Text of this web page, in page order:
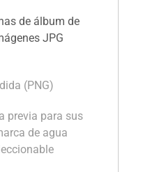
de álbum de
JPG
(PNG)
previa para sus
de agua